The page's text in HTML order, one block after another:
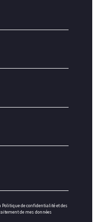
de confidentialité et des
de mes données